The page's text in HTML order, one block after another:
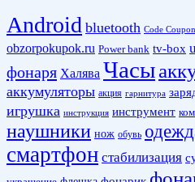
Android bluetooth Code Coupon
obzorpokupok.ru Power bank tv-box
фонаря Халява Часы
аккумуляторы акция гарнитура
игрушка инструкция инструмент
наушники нож обувь
смартфон стабилизация